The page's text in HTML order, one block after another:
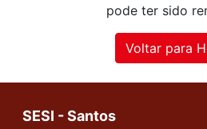
pode ter sido
Voltar para
SESI - Santos